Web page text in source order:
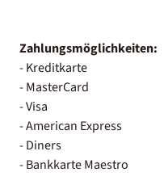
Zahlungsmöglichkeiten:
- Kreditkarte
- MasterCard
- Visa
- American Express
- Diners
- Bankkarte Maestro